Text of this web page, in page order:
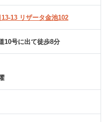
13 リザータ金池102
10号に出て徒歩8分